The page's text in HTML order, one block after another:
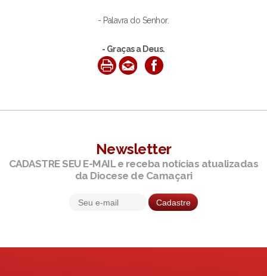
- Palavra do Senhor.
- Graças a Deus.
Newsletter
CADASTRE SEU E-MAIL e receba notícias atualizadas
da Diocese de Camaçari